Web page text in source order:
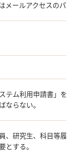
メールアクセスのパ
テム利用申請書」
ならない。
、研究生、科目等
とする。